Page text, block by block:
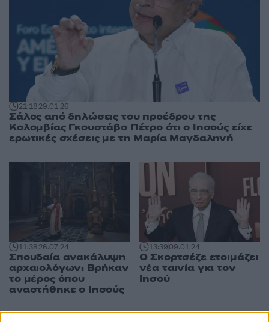
21:1829.01.26
Σάλος από δηλώσεις του προέδρου της
Κολομβίας Γκουστάβο Πέτρο ότι ο Ιησούς είχε
ερωτικές σχέσεις με τη Μαρία Μαγδαληνή
11:3826.07.24
Σπουδαία ανακάλυψη
αρχαιολόγων: Βρήκαν
το μέρος όπου
αναστήθηκε ο Ιησούς
13:3909.01.24
Ο Σκορτσέζε ετοιμάζει
νέα ταινία για τον
Ιησού